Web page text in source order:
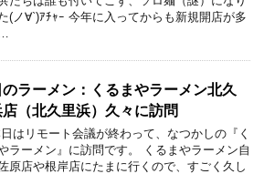
(ノ∀`)ｱﾁｬｰ 今年に入ってからも新規開店が多
ラーメン：くるまやラーメン北久
店（北久里浜）久々に訪問
はリモート会議が終わって、なつかしの『く
ラーメン』に訪問です。 くるまやラーメン自
原店や根岸店にたまに行くので、すごく久し